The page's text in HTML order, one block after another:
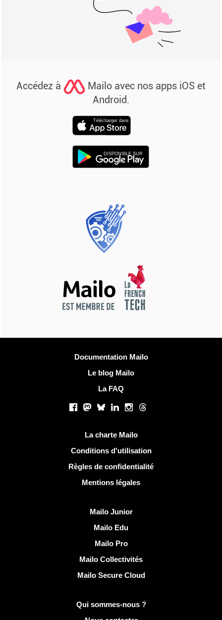
Accédez à
Mailo avec nos apps iOS et
Android.
Télécharger dans
DISPONIBLE SUR
Plus d'informationsDocumentation Mailo
Le blog Mailo
La FAQ
Réseaux sociaux
Facebook
Mastodon
BlueskyLinkedInInstagram
Threads
La charte Mailo
Conditions d'utilisation
Règles de confidentialité
Mentions légales
Mailo Junior
Mailo Edu
Mailo Pro
Mailo Collectivités
Mailo Secure Cloud
Plus d'infos sur MailoQui sommes-nous ?